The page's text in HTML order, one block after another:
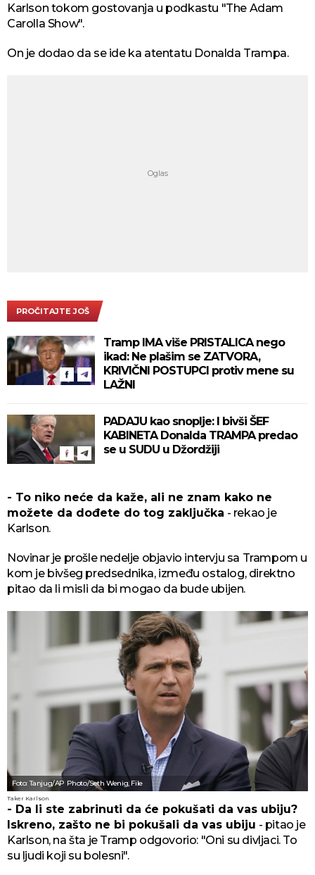
Karlson tokom gostovanja u podkastu "The Adam
Carolla Show".
On je dodao da se ide ka atentatu Donalda Trampa.
PROČITAJTE JOŠ
Tramp IMA više PRISTALICA nego
ikad: Ne plašim se ZATVORA,
KRIVIČNI POSTUPCI protiv mene su
LAŽNI
PADAJU kao snoplje: I bivši ŠEF
KABINETA Donalda TRAMPA predao
se u SUDU u Džordžiji
- To niko neće da kaže, ali ne znam kako ne
možete da dođete do tog zaključka - rekao je
Karlson.
Novinar je prošle nedelje objavio intervju sa Trampom u
kom je bivšeg predsednika, između ostalog, direktno
pitao da li misli da bi mogao da bude ubijen.
Foto: Tanjug/AP Photo/Seth Wenig, File
Taker Karlson
- Da li ste zabrinuti da će pokušati da vas ubiju?
Iskreno, zašto ne bi pokušali da vas ubiju - pitao je
Karlson, na šta je Tramp odgovorio: "Oni su divljaci. To
su ljudi koji su bolesni".